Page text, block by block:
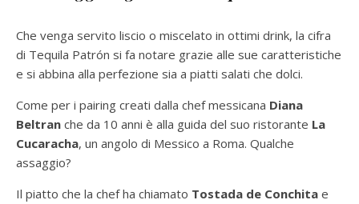
Che venga servito liscio o miscelato in ottimi drink, la cifra
di Tequila Patrón si fa notare grazie alle sue caratteristiche
e si abbina alla perfezione sia a piatti salati che dolci.
Come per i pairing creati dalla chef messicana Diana
Beltran che da 10 anni è alla guida del suo ristorante La
Cucaracha, un angolo di Messico a Roma. Qualche
assaggio?
Il piatto che la chef ha chiamato Tostada de Conchita e